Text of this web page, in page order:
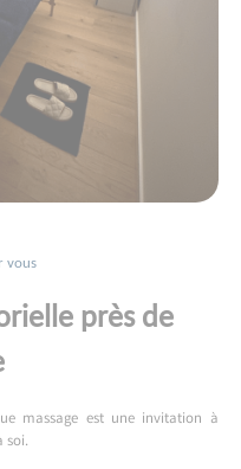
vous
près de
massage est une invitation à
soi.